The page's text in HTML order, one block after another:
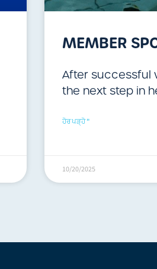
MEMBER
After successful
the next step in
ਹੋਰ ਪੜ੍ਹੋ "
10/20/2025